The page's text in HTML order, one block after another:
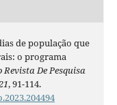
de população que
o programa
Revista De Pesquisa
, 91-114.